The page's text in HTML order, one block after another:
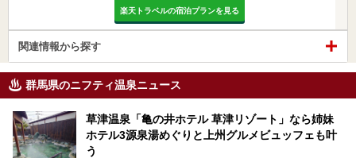
楽天トラベルの宿泊プランを見る
関連情報から探す
群馬県のニフティ温泉ニュース
草津温泉「亀の井ホテル 草津リゾート」なら姉妹
ホテル3源泉湯めぐりと上州グルメビュッフェも叶
う